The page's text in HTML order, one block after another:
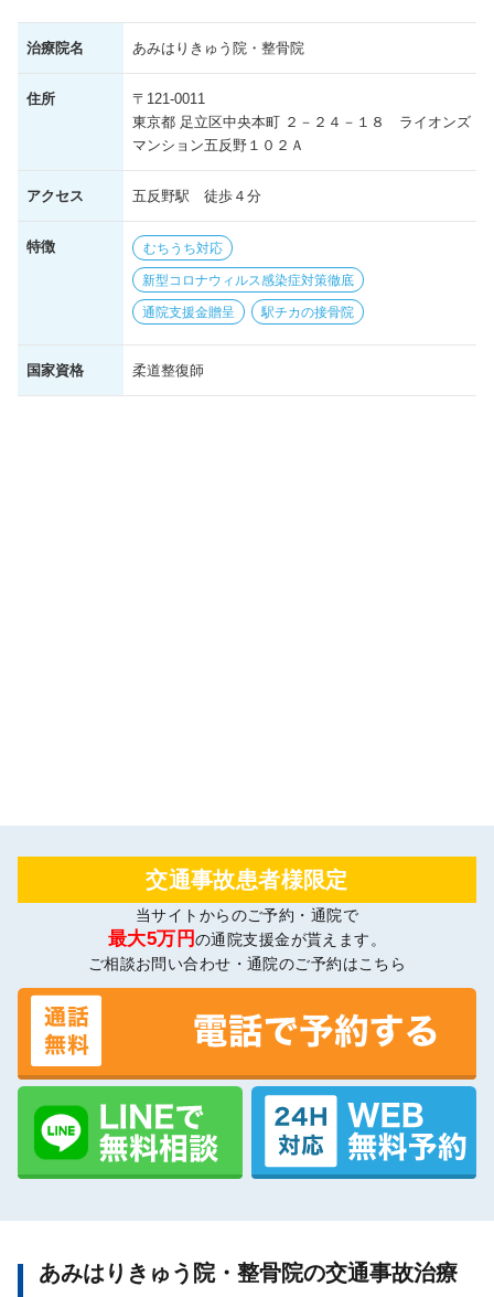
治療院名 あみはりきゅう院・整骨院
住所
〒121-0011
東京都 足立区中央本町 ２－２４－１８ ライオンズ
マンション五反野１０２Ａ
アクセス 五反野駅 徒歩４分
特徴 むちうち対応
新型コロナウィルス感染症対策徹底
通院支援金贈呈 駅チカの接骨院
国家資格 柔道整復師
交通事故患者様限定
当サイトからのご予約・通院で
最大5万円の通院支援金が貰えます。
ご相談お問い合わせ・通院のご予約はこちら
あみはりきゅう院・整骨院の交通事故治療